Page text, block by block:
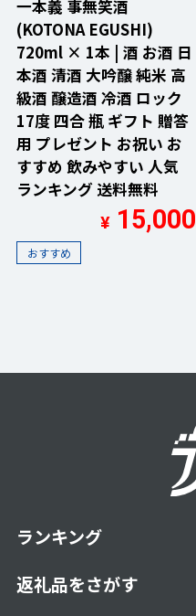
一本義 事無笑酒
(KOTONA EGUSHI)
720ml × 1本 | 酒 お酒 日
本酒 清酒 大吟醸 純米 高
級酒 醸造酒 冷酒 ロック
17度 四合 瓶 ギフト 贈答
用 プレゼント お祝い お
すすめ 飲みやすい 人気
ランキング 送料無料
¥ 15,000
おすすめ
ランキング
返礼品をさがす